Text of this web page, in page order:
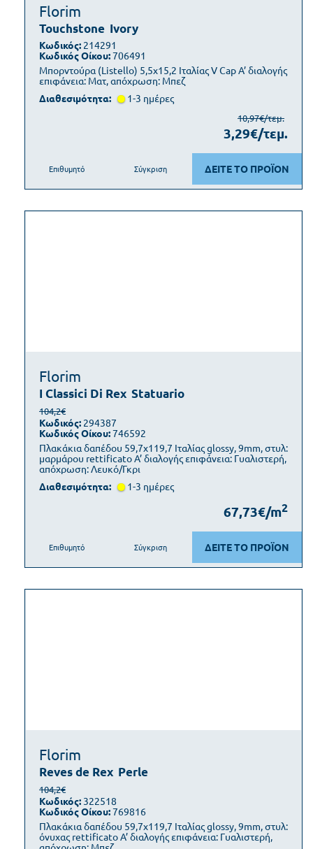
Florim
Touchstone Ivory
Μπορντούρα (Listello) 5,5x15,2 Ιταλίας V Cap Α’ διαλογής
επιφάνεια: Ματ, απόχρωση: Μπεζ
Κωδικός: 214291
Κωδικός Οίκου:706491
Διαθεσιμότητα: 1-3 ημέρες
10,97€/τεμ.
3,29€/τεμ.
ΔΕΙΤΕ ΤΟ ΠΡΟΪΟΝ
Επιθυμητό Σύγκριση
Florim
I Classici Di Rex Statuario
Πλακάκια δαπέδου 59,7x119,7 Ιταλίας glossy, 9mm, στυλ:
μαρμάρου rettificato Α’ διαλογής επιφάνεια: Γυαλιστερή,
απόχρωση: Λευκό/Γκρι
104,2€
Κωδικός: 294387
Κωδικός Οίκου:746592
Διαθεσιμότητα: 1-3 ημέρες
67,73€/m2
ΔΕΙΤΕ ΤΟ ΠΡΟΪΟΝ
Επιθυμητό Σύγκριση
Florim
Reves de Rex Perle
Πλακάκια δαπέδου 59,7x119,7 Ιταλίας glossy, 9mm, στυλ:
όνυχας rettificato Α’ διαλογής επιφάνεια: Γυαλιστερή,
104,2€
Κωδικός: 322518
Κωδικός Οίκου:769816